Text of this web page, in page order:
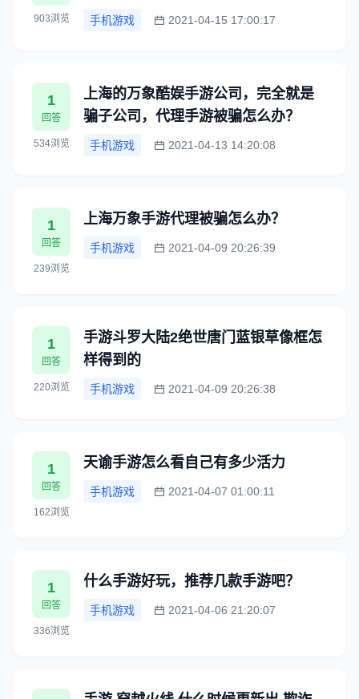
903浏览 手机游戏 2021-04-15 17:00:17
1
回答
534浏览
上海的万象酷娱手游公司，完全就是
骗子公司，代理手游被骗怎么办？
手机游戏 2021-04-13 14:20:08
1
回答
239浏览
上海万象手游代理被骗怎么办？
手机游戏 2021-04-09 20:26:39
1
回答
220浏览
手游斗罗大陆2绝世唐门蓝银草像框怎
样得到的
手机游戏 2021-04-09 20:26:38
1
回答
162浏览
天谕手游怎么看自己有多少活力
手机游戏 2021-04-07 01:00:11
1
回答
336浏览
什么手游好玩，推荐几款手游吧？
手机游戏 2021-04-06 21:20:07